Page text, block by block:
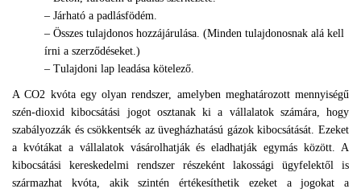
– Járható a padlásfödém.
– Összes tulajdonos hozzájárulása. (Minden tulajdonosnak alá kell
írni a szerződéseket.)
– Tulajdoni lap leadása kötelező.
A CO2 kvóta egy olyan rendszer, amelyben meghatározott mennyiségű
szén-dioxid kibocsátási jogot osztanak ki a vállalatok számára, hogy
szabályozzák és csökkentsék az üvegházhatású gázok kibocsátását. Ezeket
a kvótákat a vállalatok vásárolhatják és eladhatják egymás között. A
kibocsátási kereskedelmi rendszer részeként lakossági ügyfelektől is
származhat kvóta, akik szintén értékesíthetik ezeket a jogokat a